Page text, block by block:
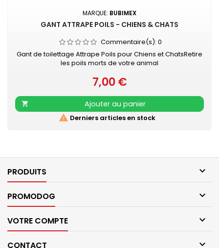
MARQUE: BUBIMEX
GANT ATTRAPE POILS - CHIENS & CHATS
Commentaire(s): 0
Gant de toilettage Attrape Poils pour Chiens et ChatsRetire
les poils morts de votre animal
Prix
7,00 €

Ajouter au panier
 Derniers articles en stock
PRODUITS 
PROMODOG 
VOTRE COMPTE 
CONTACT 